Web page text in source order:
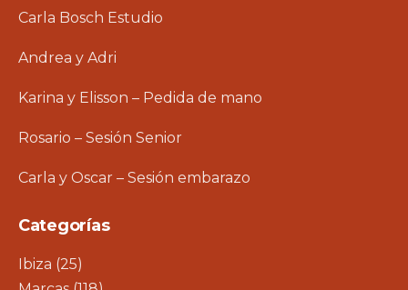
Carla Bosch Estudio
Andrea y Adri
Karina y Elisson – Pedida de mano
Rosario – Sesión Senior
Carla y Oscar – Sesión embarazo
Categorías
Ibiza (25)